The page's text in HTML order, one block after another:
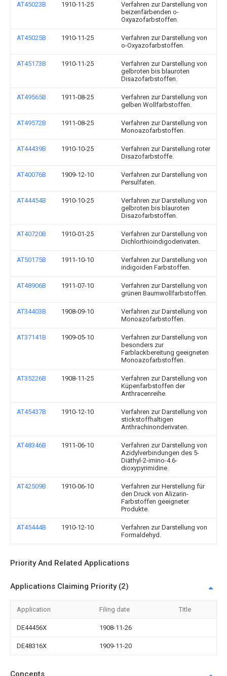
AT45023B 1910-11-25
Verfahren zur Darstellung von
beizenfärbenden o-
Oxyazofarbstoffen.
AT45025B 1910-11-25
Verfahren zur Darstellung von
o-Oxyazofarbstoffen.
AT45173B 1910-11-25
Verfahren zur Darstellung von
gelbroten bis blauroten
Disazofarbstoffen.
AT49565B 1911-08-25
Verfahren zur Darstellung von
gelben Wollfarbstoffen.
AT49572B 1911-08-25
Verfahren zur Darstellung von
Monoazofarbstoffen.
AT44439B 1910-10-25
Verfahren zur Darstellung roter
Disazofarbstoffe.
AT40076B 1909-12-10
Verfahren zur Darstellung von
Persulfaten.
AT44454B 1910-10-25
Verfahren zur Darstellung von
gelbroten bis blauroten
Disazofarbstoffen.
AT40720B 1910-01-25
Verfahren zur Darstellung von
Dichlorthioindigoderivaten.
AT50175B 1911-10-10
Verfahren zur Darstellung von
indigoiden Farbstoffen.
AT48906B 1911-07-10
Verfahren zur Darstellung von
grünen Baumwollfarbstoffen.
AT34403B 1908-09-10
Verfahren zur Darstellung von
Monoazofarbstoffen.
AT37141B 1909-05-10
Verfahren zur Darstellung von
besonders zur
Farblackbereitung geeigneten
Monoazofarbstoffen.
AT35226B 1908-11-25
Verfahren zur Darstellung von
Küpenfarbstoffen der
Anthracenreihe.
AT45437B 1910-12-10
Verfahren zur Darstellung von
stickstoffhaltigen
Anthrachinonderivaten.
AT48346B 1911-06-10
Verfahren zur Darstellung von
Azidylverbindungen des 5-
Diäthyl-2-imino-4.6-
dioxypyrimidine.
AT42509B 1910-06-10
Verfahren zur Herstellung für
den Druck von Alizarin-
Farbstoffen geeigneter
Produkte.
AT45444B 1910-12-10
Verfahren zur Darstellung von
Formaldehyd.
Priority And Related Applications
Applications Claiming Priority (2)
Application Filing date Title
DE44456X 1908-11-26
DE48316X 1909-11-20
Concepts